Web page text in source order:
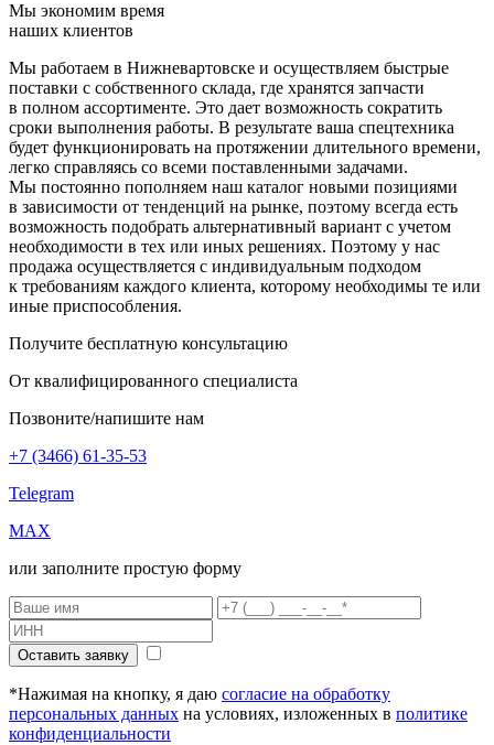
Мы экономим время
наших клиентов
Мы работаем в Нижневартовске и осуществляем быстрые
поставки с собственного склада, где хранятся запчасти
в полном ассортименте. Это дает возможность сократить
сроки выполнения работы. В результате ваша спецтехника
будет функционировать на протяжении длительного времени,
легко справляясь со всеми поставленными задачами.
Мы постоянно пополняем наш каталог новыми позициями
в зависимости от тенденций на рынке, поэтому всегда есть
возможность подобрать альтернативный вариант с учетом
необходимости в тех или иных решениях. Поэтому у нас
продажа осуществляется с индивидуальным подходом
к требованиям каждого клиента, которому необходимы те или
иные приспособления.
Получите бесплатную консультацию
От квалифицированного специалиста
Позвоните/напишите нам
+7 (3466) 61-35-53
Telegram
MAX
или заполните простую форму
Оставить заявку
*Нажимая на кнопку, я даю согласие на обработку
персональных данных на условиях, изложенных в политике
конфиденциальности